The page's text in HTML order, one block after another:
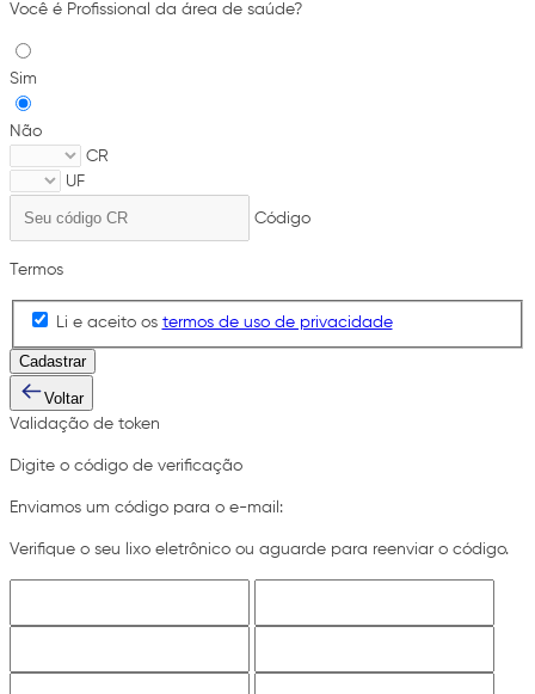
Você é Profissional da área de saúde?
Sim
Não
CR
UF
Código
Termos
Li e aceito os termos de uso de privacidade
Cadastrar
Voltar
Validação de token
Digite o código de verificação
Enviamos um código para o e-mail:
Verifique o seu lixo eletrônico ou aguarde para reenviar o código.